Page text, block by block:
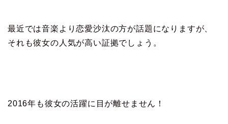
最近では音楽より恋愛沙汰の方が話題になりますが、
それも彼女の人気が高い証拠でしょう。
2016年も彼女の活躍に目が離せません！